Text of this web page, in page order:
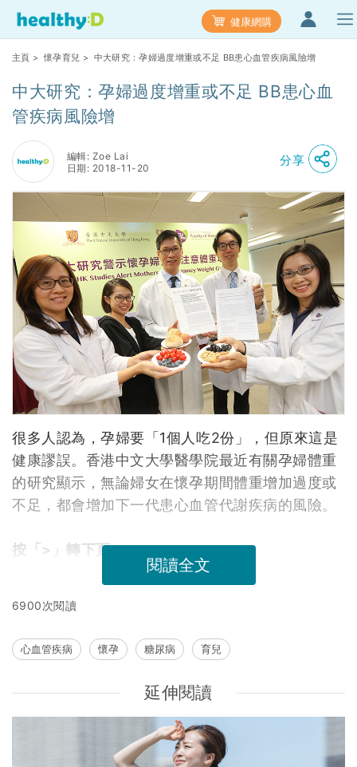
健康網購
主頁 > 懷孕育兒 > 中大研究：孕婦過度增重或不足 BB患心血管疾病風險增
中大研究：孕婦過度增重或不足 BB患心血
管疾病風險增
編輯: Zoe Lai
日期: 2018-11-20
分享
很多人認為，孕婦要「1個人吃2份」，但原來這是
健康謬誤。香港中文大學醫學院最近有關孕婦體重
的研究顯示，無論婦女在懷孕期間體重增加過度或
不足，都會增加下一代患心血管代謝疾病的風險。
按「>」轉下頁
閱讀全文
6900次閱讀
心血管疾病 懷孕 糖尿病 育兒
延伸閱讀